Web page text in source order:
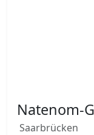
Natenom-
Saarbrücken